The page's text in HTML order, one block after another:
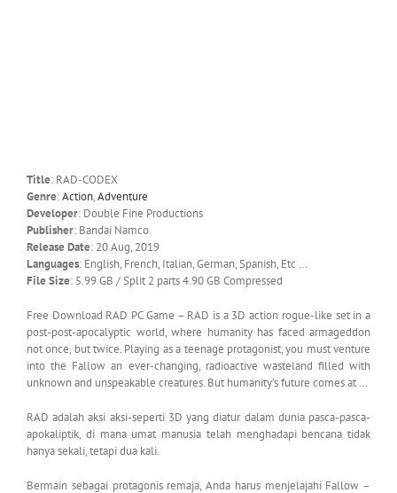
Title: RAD-CODEX
Genre:Action,Adventure
Developer: Double Fine Productions
Publisher: Bandai Namco
Release Date: 20 Aug, 2019
Languages: English, French, Italian, German, Spanish, Etc …
File Size: 5.99 GB / Split 2 parts 4.90 GB Compressed
Free Download RAD PC Game – RAD is a 3D action rogue-like set in a
post-post-apocalyptic world, where humanity has faced armageddon
not once, but twice. Playing as a teenage protagonist, you must venture
into the Fallow an ever-changing, radioactive wasteland filled with
unknown and unspeakable creatures. But humanity’s future comes at …
RAD adalah aksi aksi-seperti 3D yang diatur dalam dunia pasca-pasca-
apokaliptik, di mana umat manusia telah menghadapi bencana tidak
hanya sekali, tetapi dua kali.
Bermain sebagai protagonis remaja, Anda harus menjelajahi Fallow –